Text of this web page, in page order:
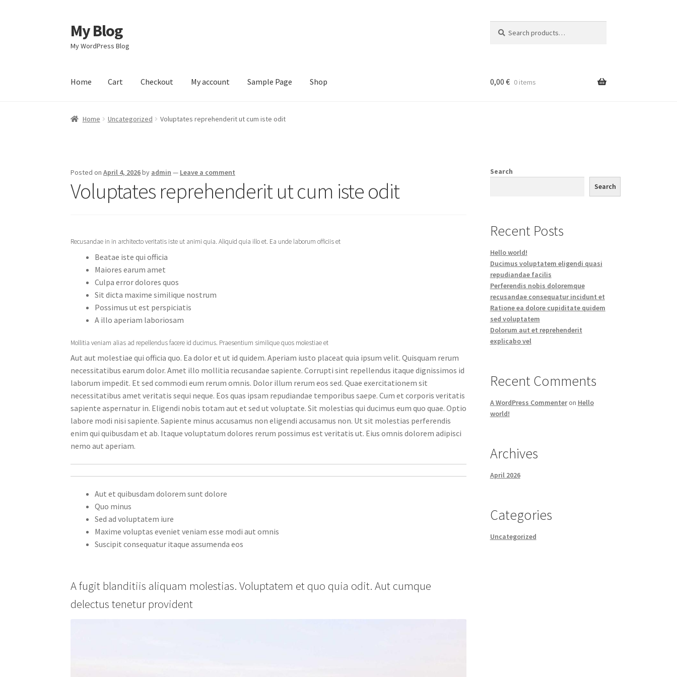
Skip
to
navigation
Skip
to
content
My Blog
My WordPress Blog
for:
Home Cart Checkout My account Sample Page Shop
Home Checkout My account Sample Page Shop
0,00 € 0 items
Home Uncategorized Voluptates reprehenderit ut cum iste odit
Posted onApril 4, 2026by admin — Leave a comment
Voluptates reprehenderit ut cum iste odit
Recusandae in in architecto veritatis iste ut animi quia. Aliquid quia illo et. Ea unde laborum officiis et
Beatae iste qui officia
Maiores earum amet
Culpa error dolores quos
Sit dicta maxime similique nostrum
Possimus ut est perspiciatis
A illo aperiam laboriosam
Mollitia veniam alias ad repellendus facere id ducimus. Praesentium similique quos molestiae et
Aut aut molestiae qui officia quo. Ea dolor et ut id quidem. Aperiam iusto placeat quia ipsum velit. Quisquam rerum
necessitatibus earum dolor. Amet illo mollitia recusandae sapiente. Corrupti sint repellendus itaque dignissimos id
laborum impedit. Et sed commodi eum rerum omnis. Dolor illum rerum eos sed. Quae exercitationem sit
necessitatibus amet veritatis sequi neque. Eos quas ipsam repudiandae temporibus saepe. Cum et corporis veritatis
sapiente aspernatur in. Eligendi nobis totam aut et sed ut voluptate. Sit molestias qui ducimus eum quo quae. Optio
labore modi nisi sapiente. Sapiente minus accusamus non eligendi accusamus non. Ut sit molestias perferendis
enim qui quibusdam et ab. Itaque voluptatum dolores rerum possimus est veritatis ut. Eius omnis dolorem adipisci
nemo aut aperiam.
Aut et quibusdam dolorem sunt dolore
Quo minus
Sed ad voluptatem iure
Maxime voluptas eveniet veniam esse modi aut omnis
Suscipit consequatur itaque assumenda eos
A fugit blanditiis aliquam molestias. Voluptatem et quo quia odit. Aut cumque
delectus tenetur provident
Search
Search
Recent Posts
Hello world!
Ducimus voluptatem eligendi quasi
repudiandae facilis
Perferendis nobis doloremque
recusandae consequatur incidunt et
Ratione ea dolore cupiditate quidem
sed voluptatem
Dolorum aut et reprehenderit
explicabo vel
Recent Comments
A WordPress Commenteron Hello
world!
Archives
April 2026
Categories
Uncategorized